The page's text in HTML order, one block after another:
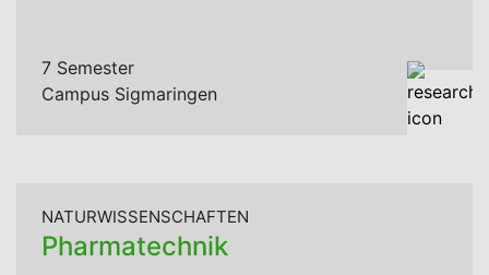
7 Semester
Campus Sigmaringen
NATURWISSENSCHAFTEN
Pharmatechnik